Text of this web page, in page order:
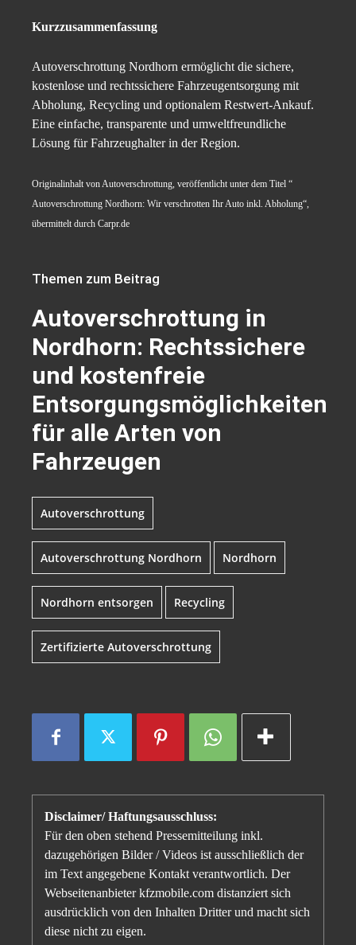
Kurzzusammenfassung
Autoverschrottung Nordhorn ermöglicht die sichere,
kostenlose und rechtssichere Fahrzeugentsorgung mit
Abholung, Recycling und optionalem Restwert-Ankauf.
Eine einfache, transparente und umweltfreundliche
Lösung für Fahrzeughalter in der Region.
Originalinhalt von Autoverschrottung, veröffentlicht unter dem Titel “
Autoverschrottung Nordhorn: Wir verschrotten Ihr Auto inkl. Abholung“,
übermittelt durch Carpr.de
Themen zum Beitrag
Autoverschrottung in
Nordhorn: Rechtssichere
und kostenfreie
Entsorgungsmöglichkeiten
für alle Arten von
Fahrzeugen
Autoverschrottung
Autoverschrottung Nordhorn Nordhorn
Nordhorn entsorgen Recycling
Zertifizierte Autoverschrottung
Disclaimer/ Haftungsausschluss:
Für den oben stehend Pressemitteilung inkl.
dazugehörigen Bilder / Videos ist ausschließlich der
im Text angegebene Kontakt verantwortlich. Der
Webseitenanbieter kfzmobile.com distanziert sich
ausdrücklich von den Inhalten Dritter und macht sich
diese nicht zu eigen.